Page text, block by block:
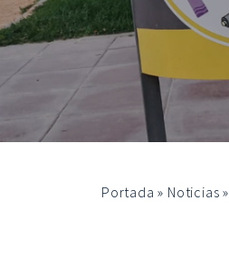
Portada » Noticias »